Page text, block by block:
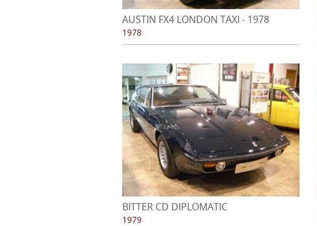
AUSTIN FX4 LONDON TAXI - 1978
1978
BITTER CD DIPLOMATIC
1979